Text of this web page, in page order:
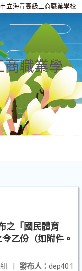
立海青高級工商職業學校
商職業學
之「國民體育
乙份（如附件。
發布人： dep401
|